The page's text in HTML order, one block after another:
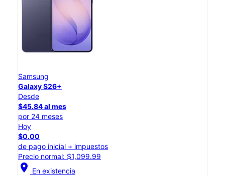
Samsung
Galaxy S26+
Desde
$45.84 al mes
por 24 meses
Hoy
$0.00
de pago inicial + impuestos
Precio normal: $1,099.99
location_on En existencia